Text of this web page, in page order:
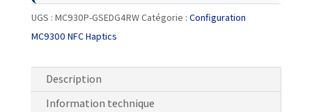
UGS : MC930P-GSEDG4RWCatégorie : Configuration
MC9300 NFC Haptics
Description
Information technique